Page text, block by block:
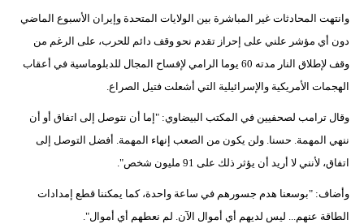
بيئة
مدوَّنات
وانتهت المحادثات غير المباشرة بين ‌الولايات المتحدة وإيران الأسبوع الماضي
دون أي مؤشر علني على إحراز تقدم ‌نحو وقف ‌دائم للحرب، على الرغم من
وقف لإطلاق النار مدته 60 يوما الرامي لإفساح المجال للدبلوماسية في أعقاب
الهجمات الأمريكية والإسرائيلية التي أشعلت فتيل الصراع.
وقال ترامب لصحفيين ‌في المكتب البيضاوي: "إما أن نتوصل ‌إلى ⁠اتفاق أو أن
ننهي المهمة. حسنا. ولن يكون من الصعب إنهاء المهمة. أفضل التوصل إلى
اتفاق، لأنني لا أريد أن يؤثر ⁠ذلك على ‌91 مليون شخص".
وأضاف: "بوسعنا هدم جسورهم في ساعة ⁠واحدة، كما يمكننا قطع إمدادات
الطاقة عنهم... ليس لديهم ⁠أي أموال الآن. لم نعطهم أي أموال".